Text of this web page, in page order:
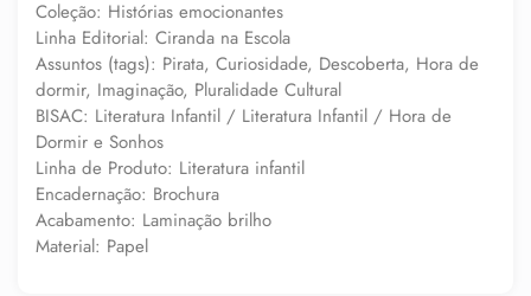
Coleção: Histórias emocionantes
Linha Editorial: Ciranda na Escola
Assuntos (tags): Pirata, Curiosidade, Descoberta, Hora de
dormir, Imaginação, Pluralidade Cultural
BISAC: Literatura Infantil / Literatura Infantil / Hora de
Dormir e Sonhos
Linha de Produto: Literatura infantil
Encadernação: Brochura
Acabamento: Laminação brilho
Material: Papel